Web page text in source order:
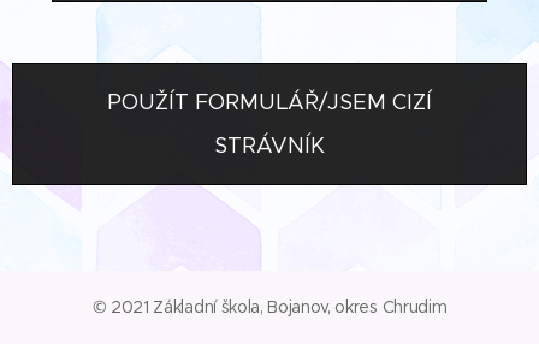
POUŽÍT FORMULÁŘ/JSEM CIZÍ
STRÁVNÍK
© 2021 Základní škola, Bojanov, okres Chrudim